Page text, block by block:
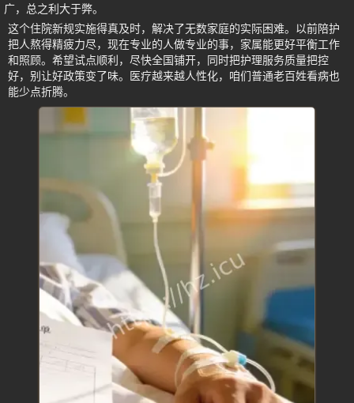
广，总之利大于弊。
这个住院新规实施得真及时，解决了无数家庭的实际困难。以前陪护
把人熬得精疲力尽，现在专业的人做专业的事，家属能更好平衡工作
和照顾。希望试点顺利，尽快全国铺开，同时把护理服务质量把控
好，别让好政策变了味。医疗越来越人性化，咱们普通老百姓看病也
能少点折腾。